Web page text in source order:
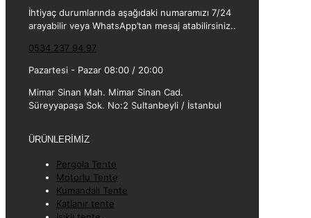
İhtiyaç durumlarında aşağıdaki numaramızı 7/24
arayabilir veya WhatsApp’tan mesaj atabilirsiniz..
0534 237 94 97
Pazartesi - Pazar 08:00 / 20:00
Mimar Sinan Mah. Mimar Sinan Cad.
Süreyyapaşa Sok. No:2 Sultanbeyli / İstanbul
ÜRÜNLERİMİZ
Pergola Tente
Motorlu Tente
Kumandalı Tente
Katlanır tente